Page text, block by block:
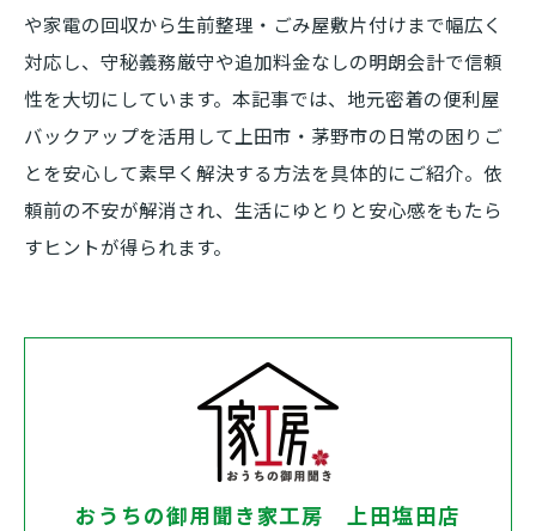
や家電の回収から生前整理・ごみ屋敷片付けまで幅広く
対応し、守秘義務厳守や追加料金なしの明朗会計で信頼
性を大切にしています。本記事では、地元密着の便利屋
バックアップを活用して上田市・茅野市の日常の困りご
とを安心して素早く解決する方法を具体的にご紹介。依
頼前の不安が解消され、生活にゆとりと安心感をもたら
すヒントが得られます。
おうちの御用聞き家工房 上田塩田店